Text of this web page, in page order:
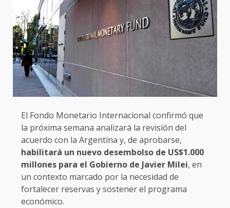
El Fondo Monetario Internacional confirmó que
la próxima semana analizará la revisión del
acuerdo con la Argentina y, de aprobarse,
habilitará un nuevo desembolso de US$1.000
millones para el Gobierno de Javier Milei, en
un contexto marcado por la necesidad de
fortalecer reservas y sostener el programa
económico.